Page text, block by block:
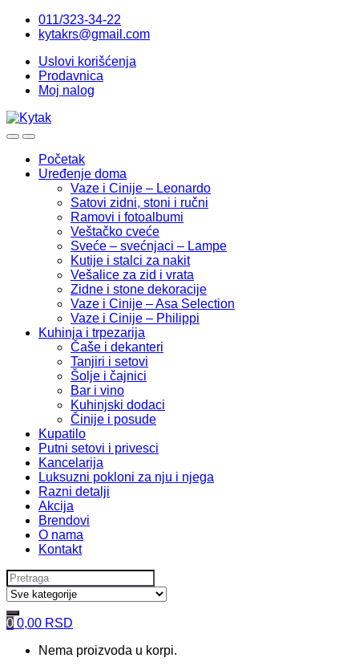
Skip
Skip
011/323-34-22
kytakrs@gmail.com
Uslovi korišćenja
Prodavnica
Moj nalog
Početak
Uređenje doma
Vaze i Cinije – Leonardo
Satovi zidni, stoni i ručni
Ramovi i fotoalbumi
Veštačko cveće
Sveće – svećnjaci – Lampe
Kutije i stalci za nakit
Vešalice za zid i vrata
Zidne i stone dekoracije
Vaze i Cinije – Asa Selection
Vaze i Cinije – Philippi
Kuhinja i trpezarija
Čaše i dekanteri
Tanjiri i setovi
Šolje i čajnici
Bar i vino
Kuhinjski dodaci
Činije i posude
Kupatilo
Putni setovi i privesci
Kancelarija
Luksuzni pokloni za nju i njega
Razni detalji
Akcija
Brendovi
O nama
Kontakt
Search
for:
0 0,00 RSD
Nema proizvoda u korpi.